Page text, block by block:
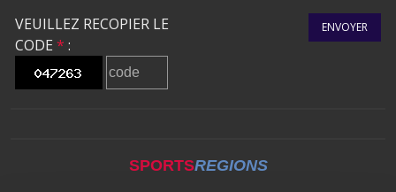
VEUILLEZ RECOPIER LE
CODE * :
ENVOYER
SPORTSREGIONS